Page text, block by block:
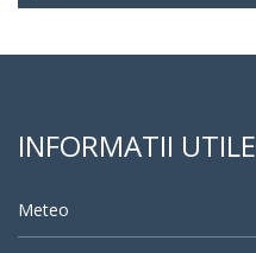
INFORMATII UTILE
Meteo